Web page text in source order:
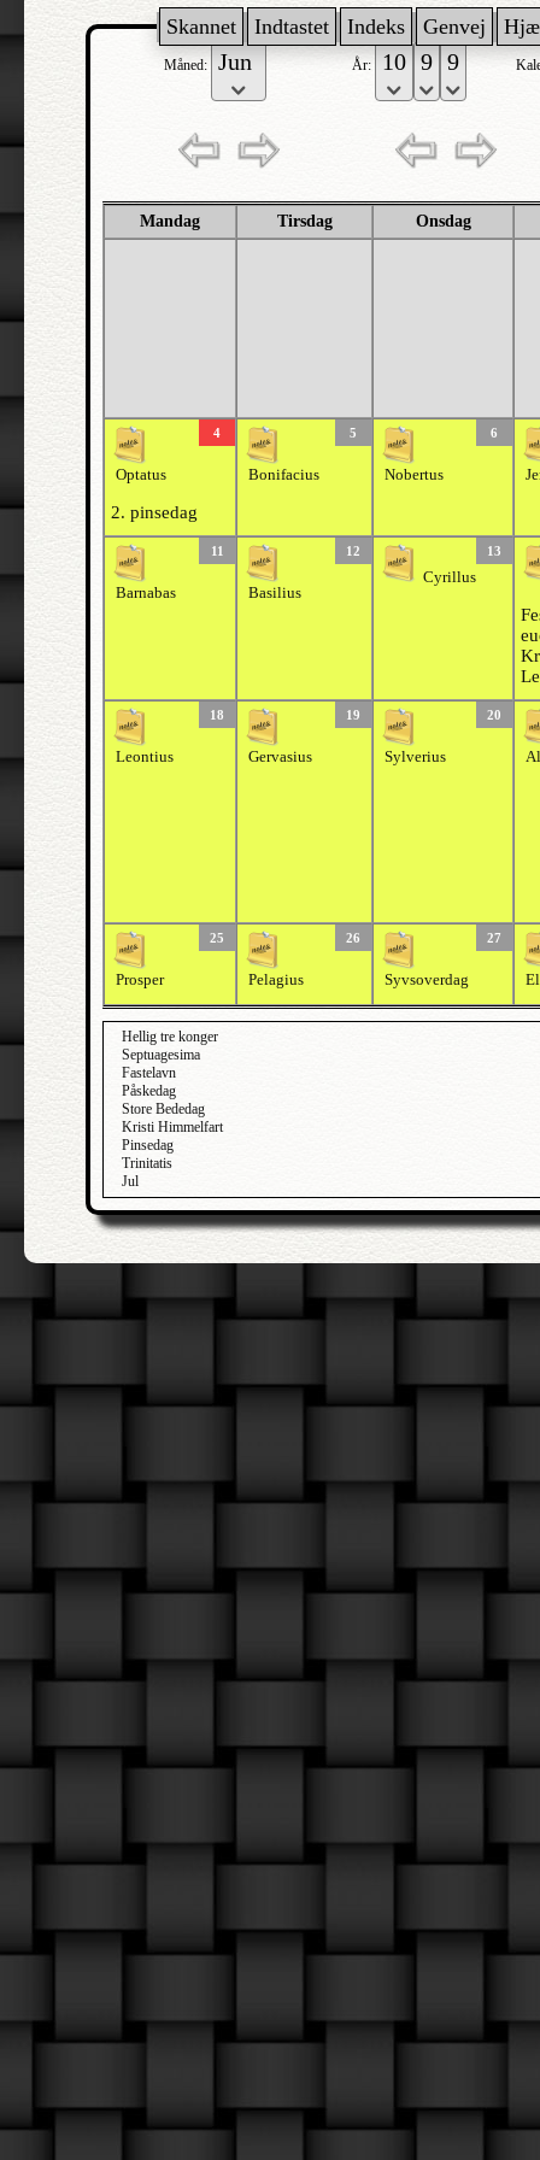
Skannet Indtastet Indeks Genvej
Måned: År:
Mandag Tirsdag Onsdag
4
Optatus
2. pinsedag
5
Bonifacius
6
Nobertus
11
Barnabas
12
Basilius
13
Cyrillus
18
Leontius
19
Gervasius
20
Sylverius
25
Prosper
26
Pelagius
27
Syvsoverdag
Hellig tre konger
Septuagesima
Fastelavn
Påskedag
Store Bededag
Kristi Himmelfart
Pinsedag
Trinitatis
Jul